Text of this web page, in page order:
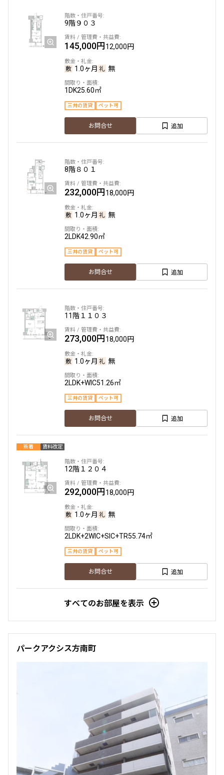
9階９０３
145,000円12,000円
1.0ヶ月 無
1DK25.60㎡
三井の賃貸 ペット可
お問合せ 追加
8階８０１
232,000円18,000円
1.0ヶ月 無
2LDK42.90㎡
三井の賃貸 ペット可
お問合せ 追加
11階１１０３
273,000円18,000円
1.0ヶ月 無
2LDK+WIC51.26㎡
三井の賃貸 ペット可
お問合せ 追加
新着 賃料改定
12階１２０４
292,000円18,000円
1.0ヶ月 無
2LDK+2WIC+SIC+TR55.74㎡
三井の賃貸 ペット可
お問合せ 追加
すべてのお部屋を表示
パークアクシス方南町